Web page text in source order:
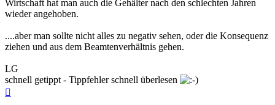
Wirtschaft hat man auch die Gehälter nach den schlechten Jahren
wieder angehoben.
....aber man sollte nicht alles zu negativ sehen, oder die Konsequenz
ziehen und aus dem Beamtenverhältnis gehen.
LG
schnell getippt - Tippfehler schnell überlesen